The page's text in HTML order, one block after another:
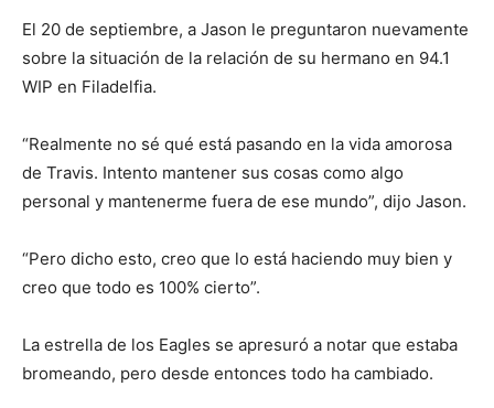
El 20 de septiembre, a Jason le preguntaron nuevamente
sobre la situación de la relación de su hermano en 94.1
WIP en Filadelfia.
“Realmente no sé qué está pasando en la vida amorosa
de Travis. Intento mantener sus cosas como algo
personal y mantenerme fuera de ese mundo”, dijo Jason.
“Pero dicho esto, creo que lo está haciendo muy bien y
creo que todo es 100% cierto”.
La estrella de los Eagles se apresuró a notar que estaba
bromeando, pero desde entonces todo ha cambiado.